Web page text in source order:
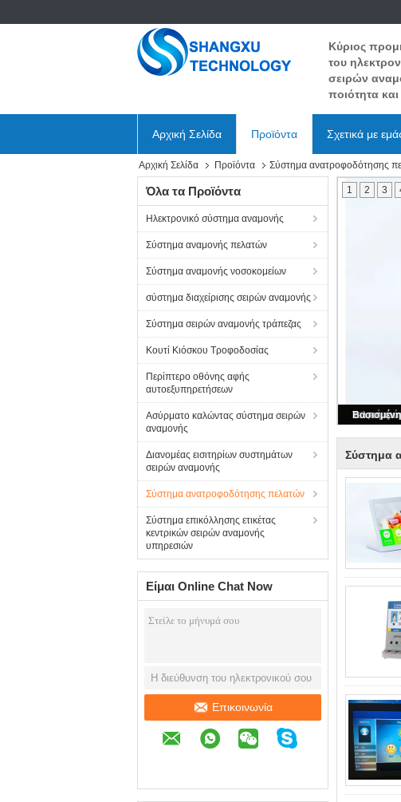
Κύριος
του
σειρών
ποιότητα
Αρχική Σελίδα Προϊόντα Σχετικά με
Αρχική Σελίδα Προϊόντα Σύστημα ανατροφοδότησης
Όλα τα Προϊόντα
Ηλεκτρονικό σύστημα αναμονής
Σύστημα αναμονής πελατών
Σύστημα αναμονής νοσοκομείων
σύστημα διαχείρισης σειρών αναμονής
Σύστημα σειρών αναμονής τράπεζας
Κουτί Κιόσκου Τροφοδοσίας
Περίπτερο οθόνης αφής
αυτοεξυπηρετήσεων
Ασύρματο καλώντας σύστημα σειρών
αναμονής
Διανομέας εισιτηρίων συστημάτων
σειρών αναμονής
Σύστημα ανατροφοδότησης πελατών
Σύστημα επικόλλησης ετικέτας
κεντρικών σειρών αναμονής
υπηρεσιών
Είμαι Online Chat Now
Επικοινωνία
1 2 3
Σύστημα